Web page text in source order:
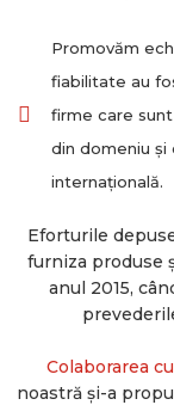
Promovăm
fiabilitate au
firme care
din domeniu și
internațională.
Eforturile
furniza produse
anul 2015,
Colaborarea
noastră și-a